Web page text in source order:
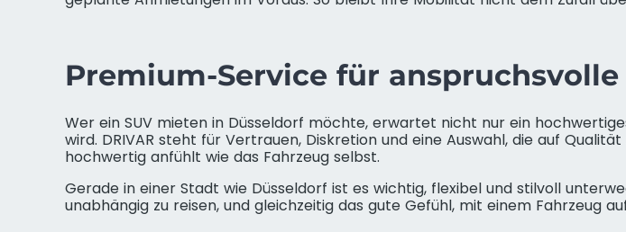
Premium-Service für anspruchsvolle
Wer ein SUV mieten in Düsseldorf möchte, erwartet nicht nur ein
wird. DRIVAR steht für Vertrauen, Diskretion und eine Auswahl, die auf
hochwertig anfühlt wie das Fahrzeug selbst.
Gerade in einer Stadt wie Düsseldorf ist es wichtig, flexibel und stilvoll
unabhängig zu reisen, und gleichzeitig das gute Gefühl, mit einem Fahrzeug